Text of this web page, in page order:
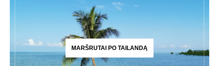
MARŠRUTAI PO TAILANDĄ